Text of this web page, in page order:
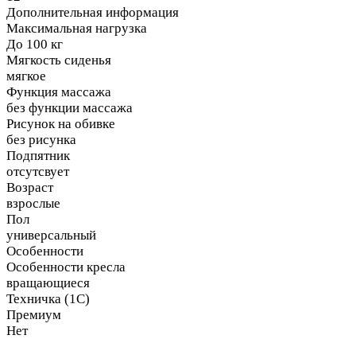
Дополнительная информация
Максимальная нагрузка
До 100 кг
Мягкость сиденья
мягкое
Функция массажа
без функции массажа
Рисунок на обивке
без рисунка
Подпятник
отсутсвует
Возраст
взрослые
Пол
универсальный
Особенности
Особенности кресла
вращающиеся
Техничка (1С)
Премиум
Нет